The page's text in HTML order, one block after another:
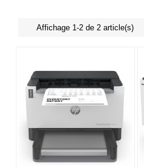
Affichage 1-2 de 2 article(s)